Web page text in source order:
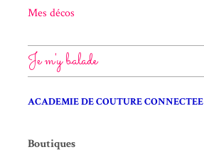
Mes décos
Je m'y balade
ACADEMIE DE COUTURE CONNECTEE
Boutiques